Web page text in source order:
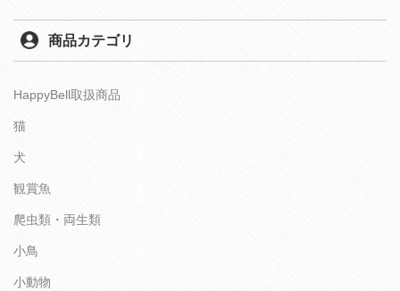
商品カテゴリ
HappyBell取扱商品
猫
犬
観賞魚
爬虫類・両生類
小鳥
小動物